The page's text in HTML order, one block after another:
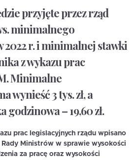
przyjęte przez rząd
minimalnego
2022 r. i minimalnej stawki
z wykazu prac
Minimalne
wynieść 3 tys. zł, a
– 19,60 zł.
prac legislacyjnych rządu wpisano
Ministrów w sprawie wysokości
za pracę oraz wysokości